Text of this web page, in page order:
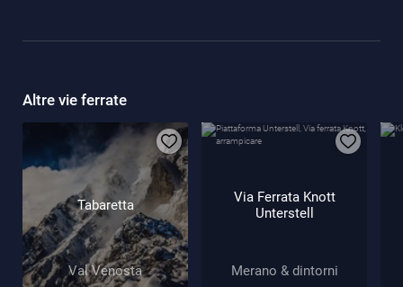
Altre vie ferrate
Tabaretta
Val Venosta
Via Ferrata Knott
Unterstell
Merano & dintorni